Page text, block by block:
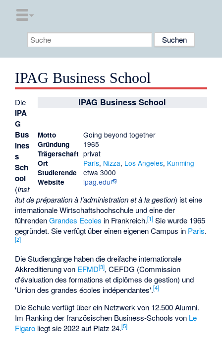
IPAG Business School
IPAG Business School
Motto Going beyond together
Gründung 1965
Trägerschaft privat
Ort Paris, Nizza, Los Angeles, Kunming
Studierende etwa 3000
Website ipag.edu
Die
IPA
G
Bus
ines
s
Sch
ool
(Inst
itut de préparation à l’administration et à la gestion) ist eine
internationale Wirtschaftshochschule und eine der
führendenGrandes Ecoles in Frankreich.[1] Sie wurde 1965
gegründet. Sie verfügt über einen eigenen Campus in Paris.
[2]
Die Studiengänge haben die dreifache internationale
Akkreditierung von EFMD[3], CEFDG (Commission
d'évaluation des formations et diplômes de gestion) und
'Union des grandes écoles indépendantes'.[4]
Die Schule verfügt über ein Netzwerk von 12.500 Alumni.
Im Ranking der französischen Business-Schools von Le
Figaro liegt sie 2022 auf Platz 24.[5]